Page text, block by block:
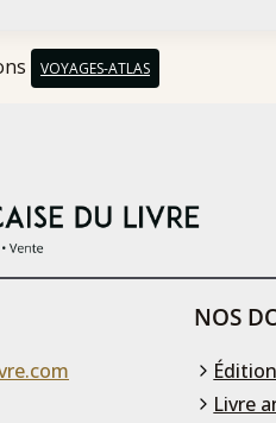
VOYAGES-ATLAS
NOS
Livre